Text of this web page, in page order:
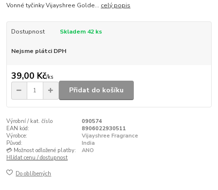
Vonné tyčinky Vijayshree Golde... celý popis
Dostupnost Skladem 42 ks
Nejsme plátci DPH
39,00 Kč/ks
Přidat do košíku
Výrobní / kat. číslo
090574
EAN kód:
8906022930511
Výrobce:
Vijayshree Fragrance
Původ:
India
💳 Možnost odložené platby:
ANO
Hlídat cenu / dostupnost
Do oblíbených